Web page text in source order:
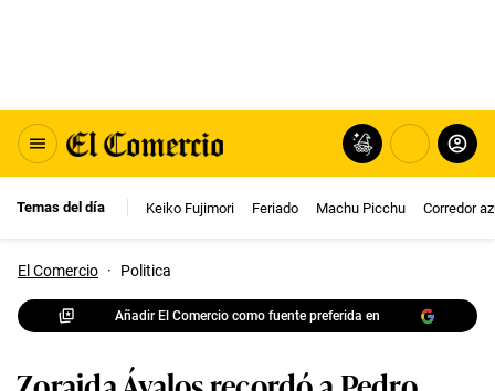
Temas del día Keiko Fujimori Feriado Machu Picchu Corredor
El Comercio · Politica
Añadir El Comercio como fuente preferida en